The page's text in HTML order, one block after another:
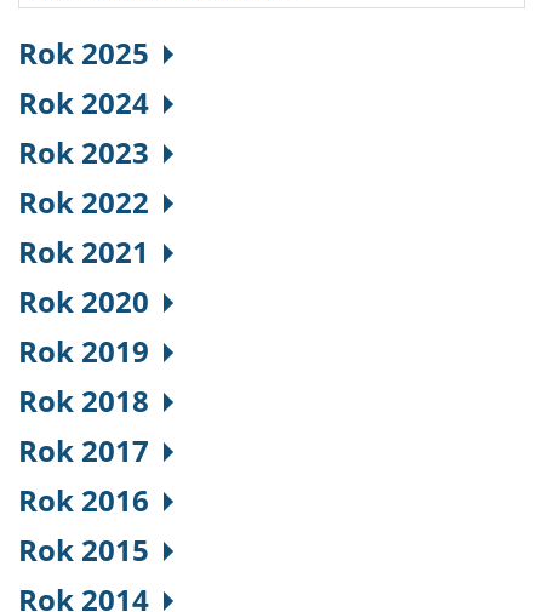
Rok 2025
Rok 2024
Rok 2023
Rok 2022
Rok 2021
Rok 2020
Rok 2019
Rok 2018
Rok 2017
Rok 2016
Rok 2015
Rok 2014